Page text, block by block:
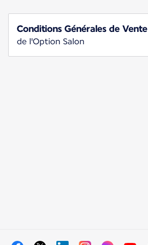
Conditions Générales de Vente
de l'Option Salon